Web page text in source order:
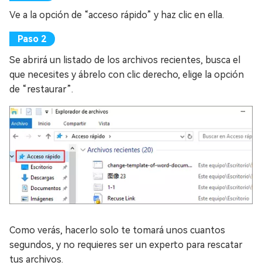
Ve a la opción de “acceso rápido” y haz clic en ella.
Se abrirá un listado de los archivos recientes, busca el
que necesites y ábrelo con clic derecho, elige la opción
de “restaurar”.
Como verás, hacerlo solo te tomará unos cuantos
segundos, y no requieres ser un experto para rescatar
tus archivos.